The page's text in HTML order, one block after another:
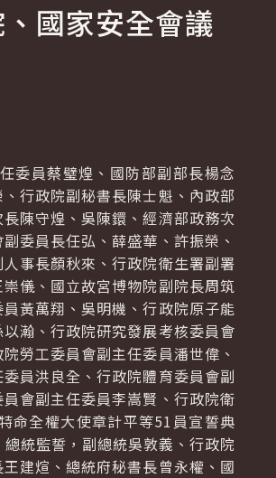
國家安全會議
員蔡璧煌、國防部副部長楊念
行政院副秘書長陳士魁、內政部
陳守煌、吳陳鐶、經濟部政務次
委員長任弘、薛盛華、許振榮、
事長顏秋來、行政院衛生署副署
儀、國立故宮博物院副院長周筑
黃萬翔、吳明機、行政院原子能
瀚、行政院研究發展考核委員會
勞工委員會副主任委員潘世偉、
員洪良全、行政院體育委員會副
會副主任委員李嵩賢、行政院衛
命全權大使章計平等51員宣誓典
統監誓，副總統吳敦義、行政院
建煊、總統府秘書長曾永權、國